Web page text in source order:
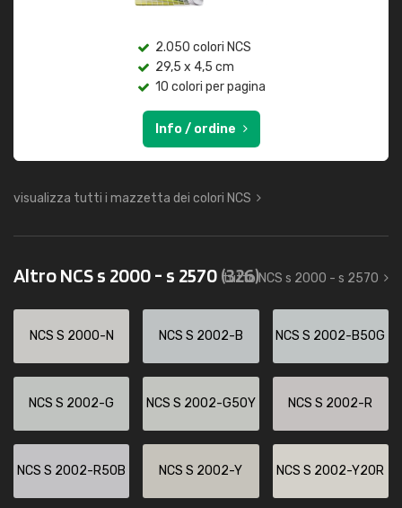
2.050 colori NCS
29,5 x 4,5 cm
10 colori per pagina
Info / ordine
visualizza tutti i mazzetta dei colori NCS
Altro NCS s 2000 - s 2570(326)
tutto NCS s 2000 - s 2570
NCS S 2000-N NCS S 2002-B NCS S 2002-B50G
NCS S 2002-G NCS S 2002-G50Y NCS S 2002-R
NCS S 2002-R50B NCS S 2002-Y NCS S 2002-Y20R